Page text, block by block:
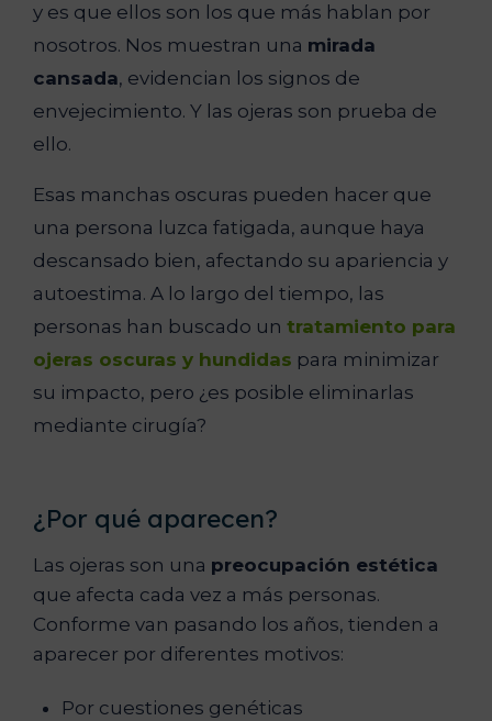
y es que ellos son los que más hablan por
nosotros. Nos muestran una mirada
cansada, evidencian los signos de
envejecimiento. Y las ojeras son prueba de
ello.
Esas manchas oscuras pueden hacer que
una persona luzca fatigada, aunque haya
descansado bien, afectando su apariencia y
autoestima. A lo largo del tiempo, las
personas han buscado un tratamiento para
ojeras oscuras y hundidas para minimizar
su impacto, pero ¿es posible eliminarlas
mediante cirugía?
¿Por qué aparecen?
Las ojeras son una preocupación estética
que afecta cada vez a más personas.
Conforme van pasando los años, tienden a
aparecer por diferentes motivos:
Por cuestiones genéticas